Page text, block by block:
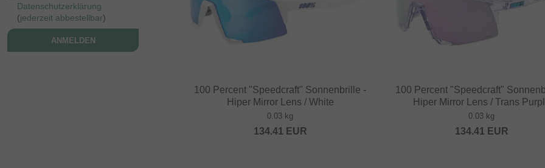
Datenschutzerklärung
(jederzeit abbestellbar)
ANMELDEN
100 Percent "Speedcraft" Sonnenbrille -
Hiper Mirror Lens / White
0.03 kg
134.41 EUR
100 Percent "Speedcraft"
Hiper Mirror Lens / Trans
0.03 kg
134.41 EUR